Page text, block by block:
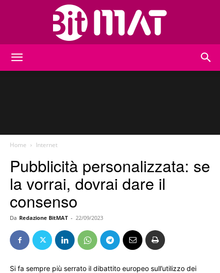
Home Internet
Pubblicità personalizzata: se
la vorrai, dovrai dare il
consenso
Da Redazione BitMAT - 22/09/2023
Si fa sempre più serrato il dibattito europeo sull’utilizzo dei